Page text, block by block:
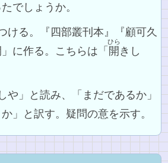
でしょうか。
ける。『四部叢刊本』『顧可久
に作る。こちらは「 開
ひら
きし
」と読み、「まだであるか」
か」と訳す。疑問の意を示す。